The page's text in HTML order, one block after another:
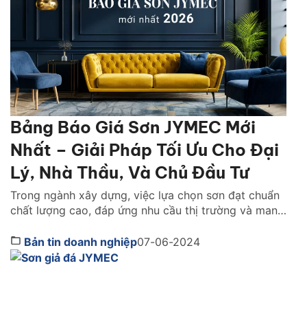
Bảng Báo Giá Sơn JYMEC Mới
Nhất – Giải Pháp Tối Ưu Cho Đại
Lý, Nhà Thầu, Và Chủ Đầu Tư
Trong ngành xây dựng, việc lựa chọn sơn đạt chuẩn
chất lượng cao, đáp ứng nhu cầu thị trường và mang
của đại lý phân phối, nhà thầu và chủ đầu tư. Công
ty cổ phần Sơn JYMEC, với danh tiếng về chất lượng
Bản tin doanh nghiệp07-06-2024